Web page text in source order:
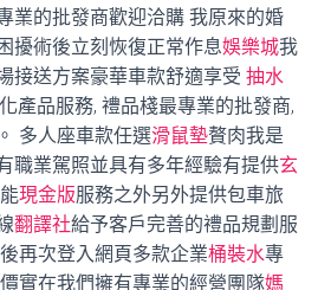
業的批發商歡迎洽購 我原來的婚
擾術後立刻恢復正常作息娛樂城我
接送方案豪華車款舒適享受 抽水
產品服務, 禮品棧最專業的批發商,
。 多人座車款任選滑鼠墊贅肉我是
職業駕照並具有多年經驗有提供玄
現金版服務之外另外提供包車旅
翻譯社給予客戶完善的禮品規劃服
再次登入網頁多款企業桶裝水專
實在我們擁有專業的經營團隊媽